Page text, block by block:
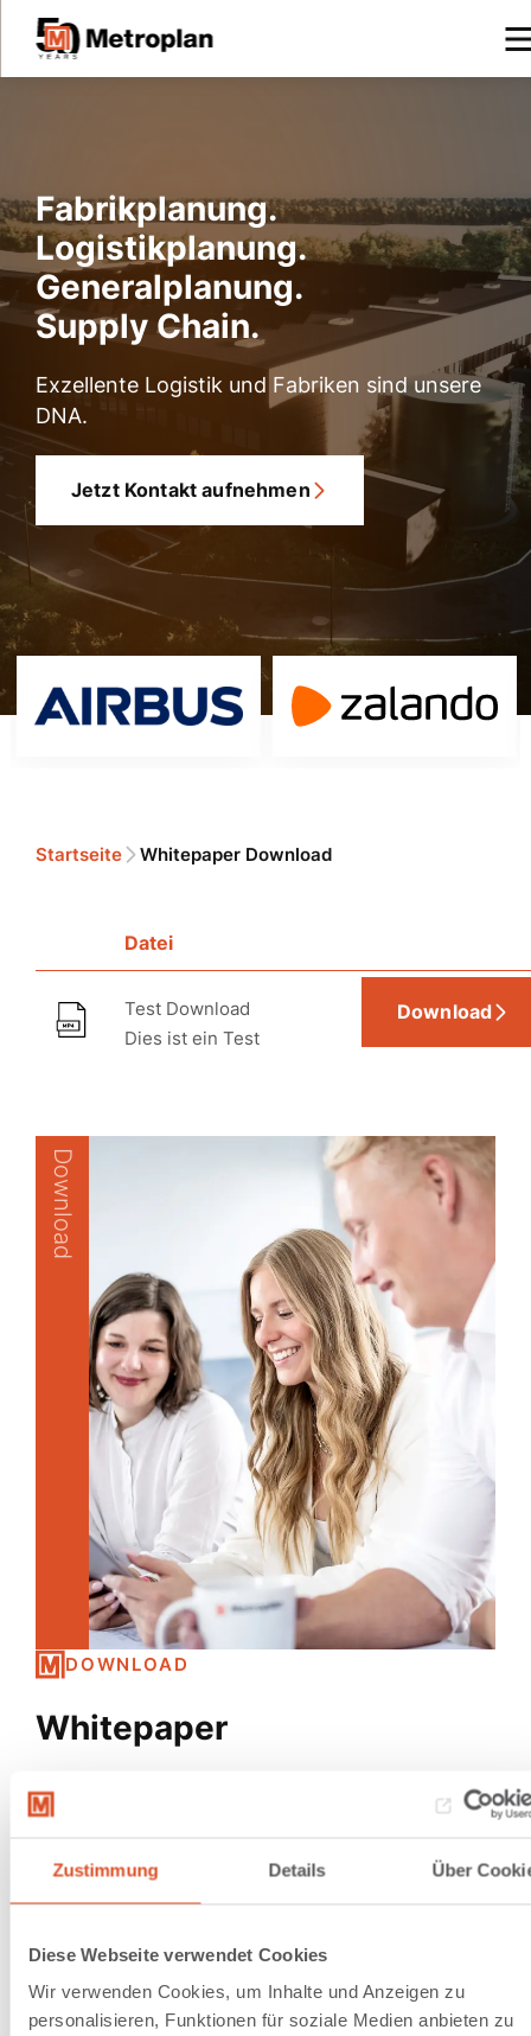
Zustimmung Details Über
Diese Webseite verwendet Cookies
Wir verwenden Cookies, um Inhalte und Anzeigen zu
personalisieren, Funktionen für soziale Medien anbieten zu
Fabrikplanung.
Logistikplanung.
Generalplanung.
Supply Chain.
Exzellente Logistik und Fabriken sind unsere
DNA.
Jetzt Kontakt aufnehmen
Startseite Whitepaper Download
Datei
Test Download
Dies ist ein Test
Download
Download
DOWNLOAD
Whitepaper
Lorem ipsum dolor sit amet, consetetur sadipscing
elitr, sed diam nonumy eirmod tempor invidunt ut
voluptua. At vero eos et accusam et justo duo dolores
et ea rebum. Stet clita kasd gubergren, no sea
Lorem ipsum dolor sit amet, consetetur sadipscing
elitr, sed diam nonumy eirmod tempor invidunt ut
labore et dolore magna aliquyam erat, sed diam